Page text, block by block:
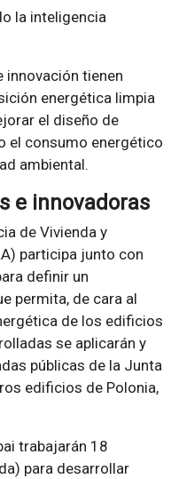
la inteligencia
innovación tienen
energética limpia
el diseño de
el consumo energético
ambiental.
e innovadoras
de Vivienda y
participa junto con
definir un
permita, de cara al
de los edificios
se aplicarán y
públicas de la Junta
edificios de Polonia,
trabajarán 18
para desarrollar